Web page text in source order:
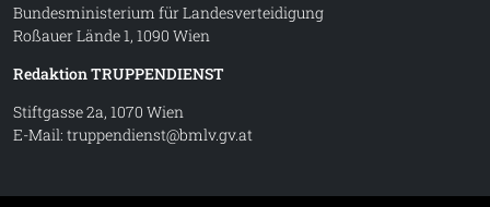
Bundesministerium für Landesverteidigung
Roßauer Lände 1, 1090 Wien
Redaktion TRUPPENDIENST
Stiftgasse 2a, 1070 Wien
E-Mail: truppendienst@bmlv.gv.at